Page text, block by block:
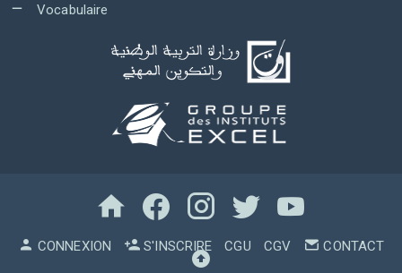
Vocabulaire
CONNEXION S'INSCRIRE CGU CGV CONTACT